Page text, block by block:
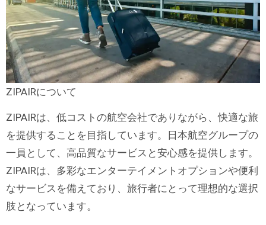
ZIPAIRについて
ZIPAIRは、低コストの航空会社でありながら、快適な旅
を提供することを目指しています。日本航空グループの
一員として、高品質なサービスと安心感を提供します。
ZIPAIRは、多彩なエンターテイメントオプションや便利
なサービスを備えており、旅行者にとって理想的な選択
肢となっています。